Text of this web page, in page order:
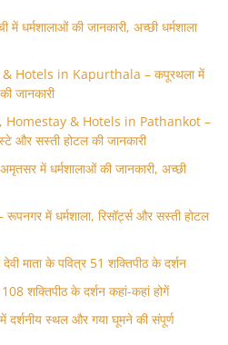
की जानकारी, अच्छी धर्मशाला
Hotels in Kapurthala – कपूरथला में
जानकारी
& Hotels in Pathankot –
और सस्ती होटल की जानकारी
में धर्मशालाओं की जानकारी, अच्छी
में धर्मशाला, रिसॉर्ट्स और सस्ती होटल
माता के पवित्र 51 शक्तिपीठ के दर्शन
शक्तिपीठ के दर्शन कहां-कहां होगें
स्थल और गया घूमने की संपूर्ण